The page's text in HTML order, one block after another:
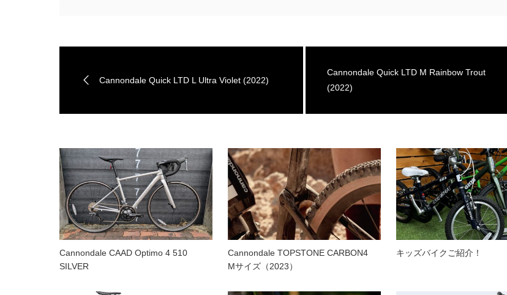
Cannondale Quick LTD L Ultra Violet (2022)
Cannondale Quick LTD M Rainbow Trout
(2022)
Cannondale CAAD Optimo 4 510
SILVER
Cannondale TOPSTONE CARBON4
Mサイズ（2023）
キッズバイクご紹介！